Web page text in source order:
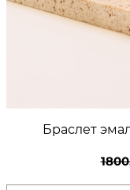
Браслет